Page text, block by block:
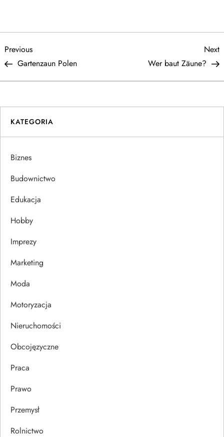
N
a
w
g
a
c
a
w
p
u
Previous
Post
Previous
Gartenzaun Polen
Next
Wer baut Zäune?
KATEGORIA
Biznes
Budownictwo
Edukacja
Hobby
Imprezy
Marketing
Moda
Motoryzacja
Nieruchomości
Obcojęzyczne
Praca
Prawo
Przemysł
Rolnictwo